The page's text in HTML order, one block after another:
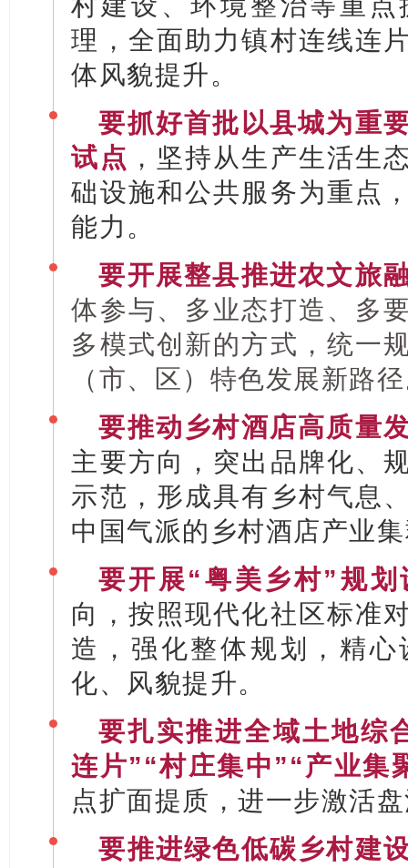
理，全面助力镇村连线连
体风貌提升。
要抓好首批以县城为重
试点 ，坚持从生产生活生
础设施和公共服务为重点
能力。
要开展整县推进农文旅
体参与、多业态打造、多
多模式创新的方式，统一
（市、区）特色发展新路
要推动乡村酒店高质量
主要方向，突出品牌化、
示范，形成具有乡村气息
中国气派的乡村酒店产业
要开展“粤美乡村”规划
向，按照现代化社区标准
造，强化整体规划，精
化、风貌提升。
要扎实推进全域土地综
连片”“村庄集中”“产业集
点扩面提质，进一步激活
要推进绿色低碳乡村建